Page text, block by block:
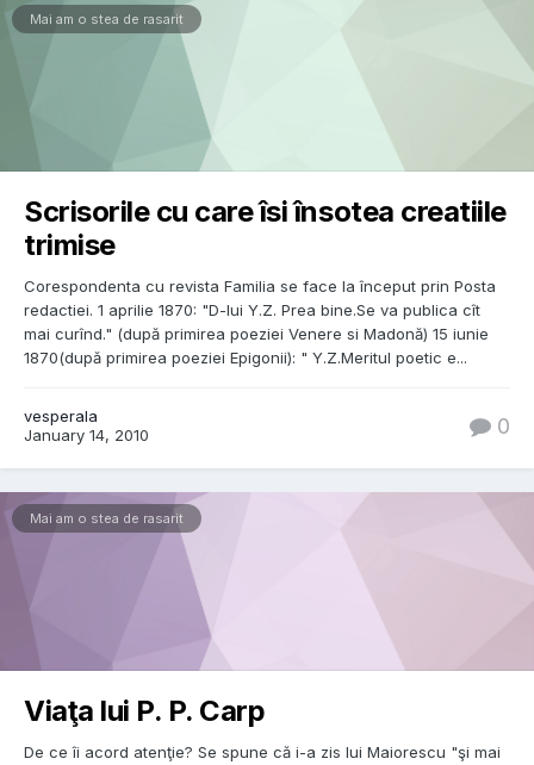
Mai am o stea de rasarit
Scrisorile cu care îsi însotea creatiile
trimise
Corespondenta cu revista Familia se face la început prin Posta
redactiei. 1 aprilie 1870: "D-lui Y.Z. Prea bine.Se va publica cît
mai curînd." (după primirea poeziei Venere si Madonă) 15 iunie
1870(după primirea poeziei Epigonii): " Y.Z.Meritul poetic e...
vesperala
January 14, 2010
0
Mai am o stea de rasarit
Viaţa lui P. P. Carp
De ce îi acord atenţie? Se spune că i-a zis lui Maiorescu "şi mai